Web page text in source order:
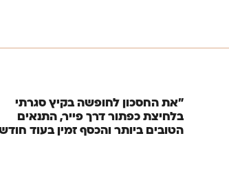
״את החסכון לחופשה בקיץ סגרתי
בלחיצת כפתור דרך פייר, התנאים
הטובים ביותר והכסף זמין בעוד